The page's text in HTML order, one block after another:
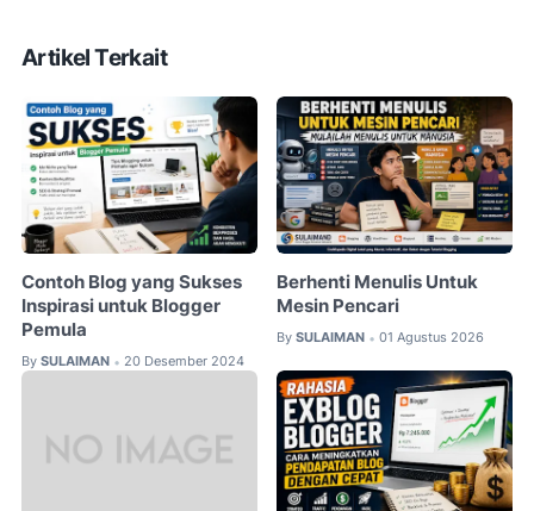
Artikel Terkait
Contoh Blog yang Sukses
Inspirasi untuk Blogger
Pemula
By SULAIMAN • 20 Desember 2024
Berhenti Menulis Untuk
Mesin Pencari
By SULAIMAN • 01 Agustus 2026